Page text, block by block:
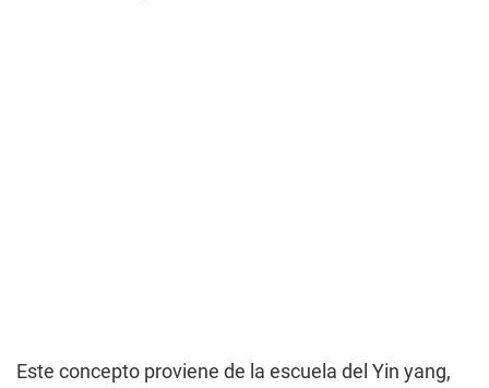
Este concepto proviene de la escuela del Yin yang,